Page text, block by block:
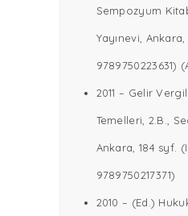
Sempozyum
Yayınevi,
9789750223631)
2011 – Gelir
Temelleri, 2.B.,
Ankara, 184 syf.
9789750217371)
2010 – (Ed.)